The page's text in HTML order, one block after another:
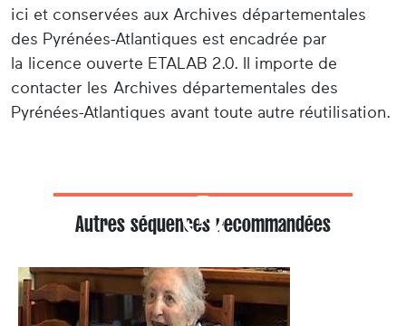
ici et conservées aux Archives départementales
des Pyrénées-Atlantiques est encadrée par
la licence ouverte ETALAB 2.0. Il importe de
contacter les Archives départementales des
Pyrénées-Atlantiques avant toute autre réutilisation.
Autres séquences recommandées